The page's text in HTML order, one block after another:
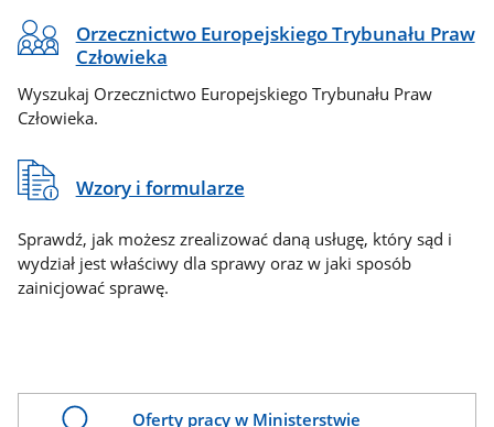
Orzecznictwo Europejskiego Trybunału Praw
Człowieka
Wyszukaj Orzecznictwo Europejskiego Trybunału Praw
Człowieka.
Wzory i formularze
Sprawdź, jak możesz zrealizować daną usługę, który sąd i
wydział jest właściwy dla sprawy oraz w jaki sposób
zainicjować sprawę.
Oferty pracy w Ministerstwie